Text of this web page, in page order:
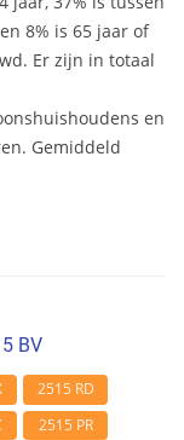
8% is 65 jaar of
Er zijn in totaal
en
Gemiddeld
BV
2515 RD
2515 PR